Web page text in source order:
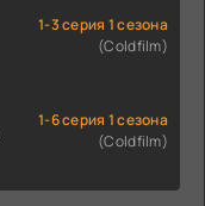
1-3 серия 1 сезона
(Coldfilm)
1-6 серия 1 сезона
(Coldfilm)